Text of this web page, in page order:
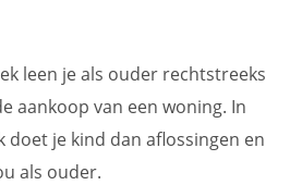
leen je als ouder rechtstreeks
aankoop van een woning. In
doet je kind dan aflossingen en
als ouder.